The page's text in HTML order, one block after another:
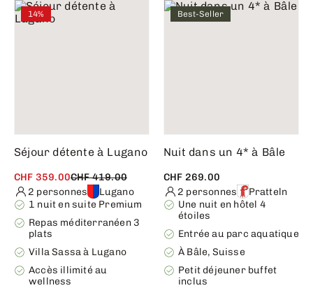
14%
Séjour détente à Lugano
CHF 359.00CHF 419.00
2 personnes
Lugano
1 nuit en suite Premium
Repas méditerranéen 3
plats
Villa Sassa à Lugano
Accès illimité au
wellness
Best-Seller
Nuit dans un 4* à Bâle
CHF 269.00
2 personnes
Pratteln
Une nuit en hôtel 4
étoiles
Entrée au parc aquatique
À Bâle, Suisse
Petit déjeuner buffet
inclus